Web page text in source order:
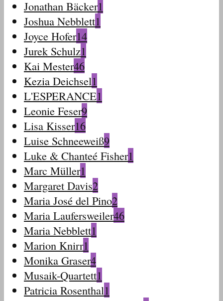
Jonathan Bäcker1
Joshua Nebblett1
Joyce Hofer14
Jurek Schulz1
Kai Mester46
Kezia Deichsel1
L'ESPERANCE1
Leonie Feser9
Lisa Kisser16
Luise Schneeweiß9
Luke & Chanteé Fisher1
Marc Müller1
Margaret Davis2
Maria José del Pino2
Maria Laufersweiler46
Maria Nebblett1
Marion Knirr1
Monika Graser4
Musaik-Quartett1
Patricia Rosenthal1